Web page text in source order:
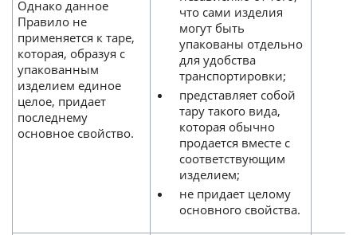
Однако данное
Правило не
применяется к таре,
которая, образуя с
упакованным
изделием единое
целое, придает
последнему
основное свойство.
что сами изделия
могут быть
упакованы отдельно
для удобства
транспортировки;
представляет собой
тару такого вида,
которая обычно
продается вместе с
соответствующим
изделием;
не придает целому
основного свойства.